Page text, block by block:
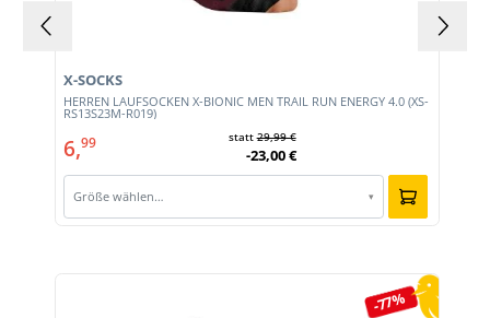
HERREN LAUFSOCKEN X-BIONIC MEN TRAIL RUN ENERGY 4.0 (XS-
RS13S23M-R019)
X-SOCKS
6,99 statt29,99 €
-23,00 €
Größe wählen… ▾
-77%